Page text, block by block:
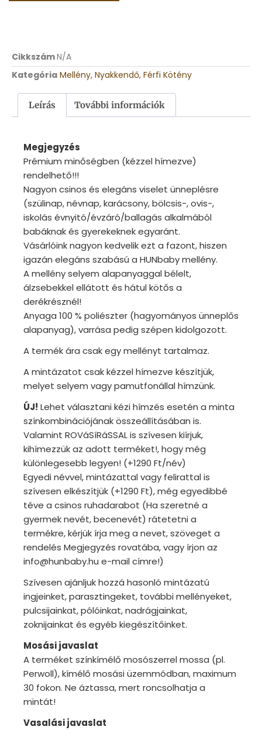
CikkszámN/A
Kategória Mellény, Nyakkendő, Férfi Kötény
Leírás További információk
Megjegyzés
Prémium minőségben (kézzel hímezve)
rendelhető!!!
Nagyon csinos és elegáns viselet ünneplésre
(szülinap, névnap, karácsony, bölcsis-, ovis-,
iskolás évnyitó/évzáró/ballagás alkalmából
babáknak és gyerekeknek egyaránt.
Vásárlóink nagyon kedvelik ezt a fazont, hiszen
igazán elegáns szabású a HUNbaby mellény.
A mellény selyem alapanyaggal bélelt,
álzsebekkel ellátott és hátul kötős a
derékrésznél!
Anyaga 100 % poliészter (hagyományos ünneplős
alapanyag), varrása pedig szépen kidolgozott.
A termék ára csak egy mellényt tartalmaz.
A mintázatot csak kézzel hímezve készítjük,
melyet selyem vagy pamutfonállal hímzünk.
ÚJ! Lehet választani kézi hímzés esetén a minta
színkombinációjának összeállításában is.
Valamint ROVáSíRáSSAL is szívesen kiírjuk,
kihímezzük az adott terméket!, hogy még
különlegesebb legyen! (+1290 Ft/név)
Egyedi névvel, mintázattal vagy felirattal is
szívesen elkészítjük (+1290 Ft), még egyedibbé
téve a csinos ruhadarabot (Ha szeretné a
gyermek nevét, becenevét) rátetetni a
termékre, kérjük írja meg a nevet, szöveget a
rendelés Megjegyzés rovatába, vagy írjon az
info@hunbaby.hu e-mail címre!)
Szívesen ajánljuk hozzá hasonló mintázatú
ingjeinket, parasztingeket, további mellényeket,
pulcsijainkat, pólóinkat, nadrágjainkat,
zoknijainkat és egyéb kiegészítőinket.
Mosási javaslat
A terméket színkímélő mosószerrel mossa (pl.
Perwoll), kímélő mosási üzemmódban, maximum
30 fokon. Ne áztassa, mert roncsolhatja a
mintát!
Vasalási javaslat